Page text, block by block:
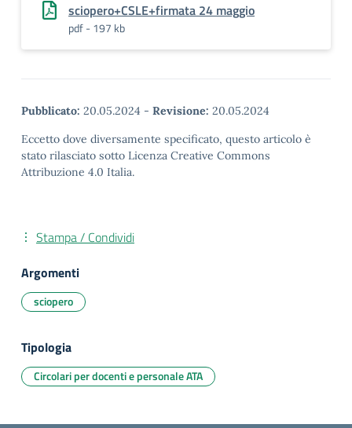
sciopero+CSLE+firmata 24 maggio
pdf - 197 kb
Pubblicato: 20.05.2024 - Revisione: 20.05.2024
Eccetto dove diversamente specificato, questo articolo è
stato rilasciato sotto Licenza Creative Commons
Attribuzione 4.0 Italia.
Stampa / Condividi
Argomenti
sciopero
Tipologia
Circolari per docenti e personale ATA